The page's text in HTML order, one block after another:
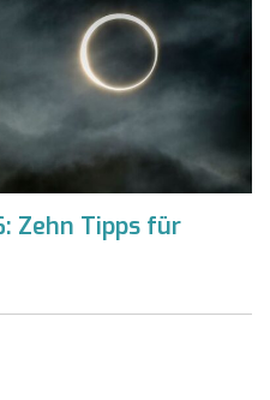
Zehn Tipps für